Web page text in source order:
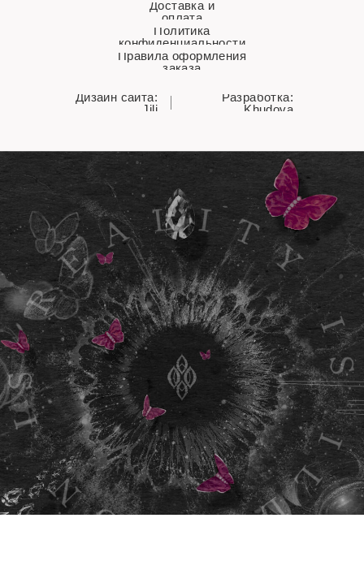
Политика
конфиденциальности
Правила оформления
заказа
Разработка:
Khudova
Дизайн сайта:
Jili
Доставка и
оплата